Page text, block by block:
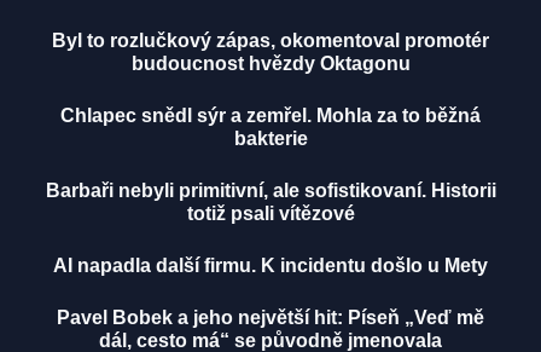
Byl to rozlučkový zápas, okomentoval promotér
budoucnost hvězdy Oktagonu
Chlapec snědl sýr a zemřel. Mohla za to běžná
bakterie
Barbaři nebyli primitivní, ale sofistikovaní. Historii
totiž psali vítězové
AI napadla další firmu. K incidentu došlo u Mety
Pavel Bobek a jeho největší hit: Píseň „Veď mě
dál, cesto má“ se původně jmenovala